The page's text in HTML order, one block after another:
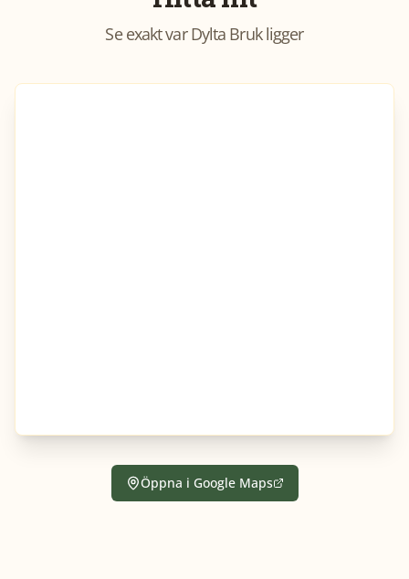
Se exakt varDylta Brukligger
Öppna i Google Maps